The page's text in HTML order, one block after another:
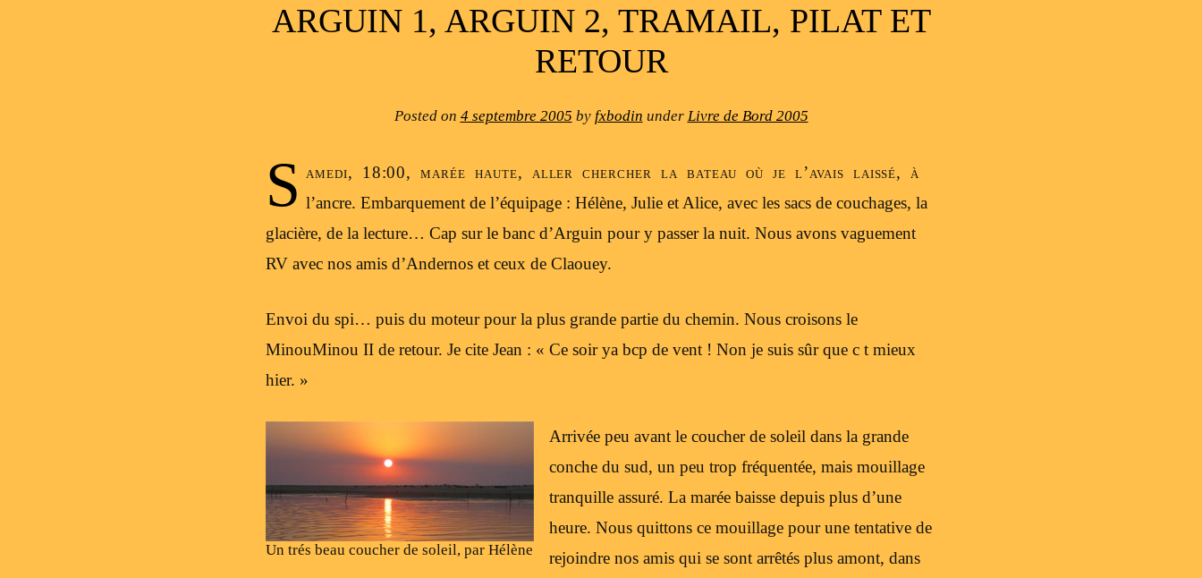
ARGUIN 1, ARGUIN 2, TRAMAIL, PILAT ET
RETOUR
Posted on 4 septembre 2005 by fxbodin under Livre de Bord 2005
S amedi, 18:00, marée haute, aller chercher la bateau où je l’avais laissé, à
l’ancre. Embarquement de l’équipage : Hélène, Julie et Alice, avec les sacs de couchages, la
glacière, de la lecture… Cap sur le banc d’Arguin pour y passer la nuit. Nous avons vaguement
RV avec nos amis d’Andernos et ceux de Claouey.
Envoi du spi… puis du moteur pour la plus grande partie du chemin. Nous croisons le
MinouMinou II de retour. Je cite Jean : « Ce soir ya bcp de vent ! Non je suis sûr que c t mieux
hier. »
Un trés beau coucher de soleil, par Hélène
Arrivée peu avant le coucher de soleil dans la grande
conche du sud, un peu trop fréquentée, mais mouillage
tranquille assuré. La marée baisse depuis plus d’une
heure. Nous quittons ce mouillage pour une tentative de
rejoindre nos amis qui se sont arrêtés plus amont, dans